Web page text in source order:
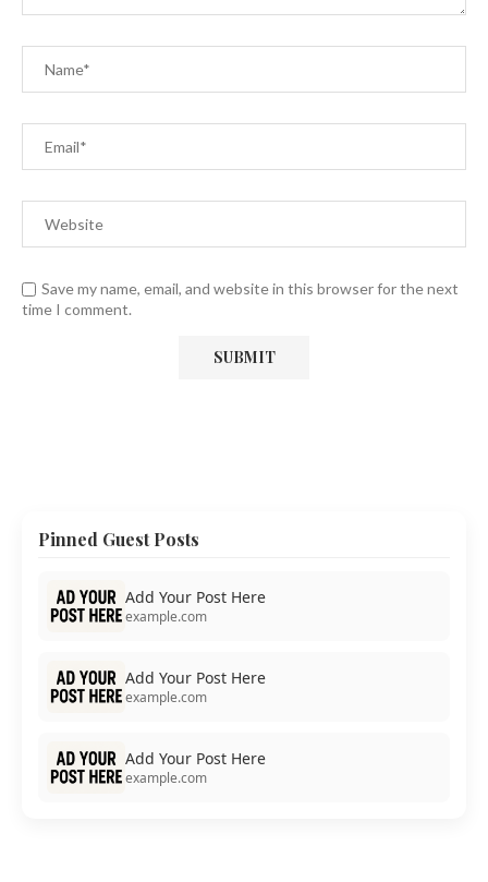
Save my name, email, and website in this browser for the next
time I comment.
Pinned Guest Posts
Add Your Post Here
example.com
Add Your Post Here
example.com
Add Your Post Here
example.com